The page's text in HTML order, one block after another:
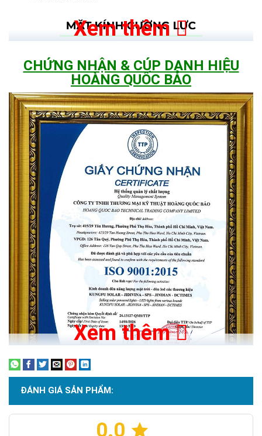
Xem thêm
CHỨNG NHẬN & CÚP DANH HIỆU
HOÀNG QUỐC BẢO
Chứng nhận ISO 9001:2015
Xem thêm
ĐÁNH GIÁ SẢN PHẨM:
0.0